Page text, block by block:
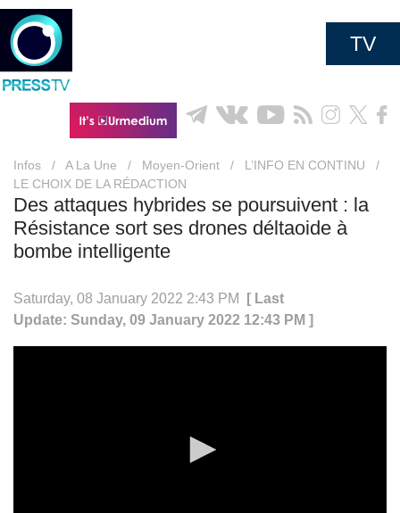
TV
Infos / A La Une / Moyen-Orient / L’INFO EN CONTINU
/
LE CHOIX DE LA RÉDACTION
Des attaques hybrides se poursuivent : la
Résistance sort ses drones déltaoide à
bombe intelligente
Saturday, 08 January 2022 2:43 PM
[ Last
Update: Sunday, 09 January 2022 12:43 PM ]